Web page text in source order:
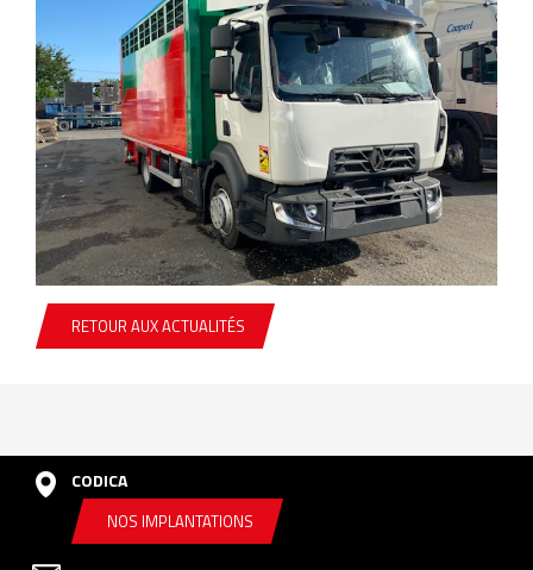
RETOUR AUX ACTUALITÉS
CODICA
NOS IMPLANTATIONS